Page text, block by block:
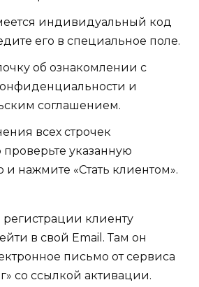
индивидуальный код
его в специальное поле.
об ознакомлении с
и
соглашением.
всех строчек
указанную
нажмите «Стать клиентом».
клиенту
в свой Email. Там он
письмо от сервиса
со ссылкой активации.